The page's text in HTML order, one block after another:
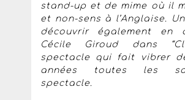
stand-up et de mime où il
et non-sens à l’Anglaise.
découvrir également en
Cécile Giroud dans
spectacle qui fait vibrer
années toutes les
spectacle.